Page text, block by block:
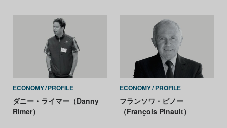
ECONOMY PROFILE
ダニー・ライマー（Danny
Rimer）
ECONOMY PROFILE
フランソワ・ピノー
（François Pinault）